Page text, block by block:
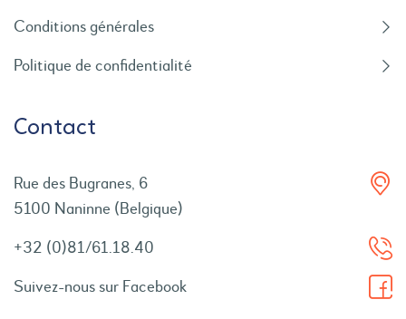
Conditions générales
Politique de confidentialité
Contact
Rue des Bugranes, 6
5100 Naninne (Belgique)
+32 (0)81/61.18.40
Suivez-nous sur Facebook